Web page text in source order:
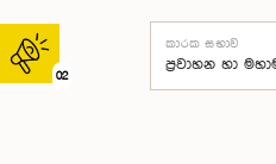
02
කාරක සභාව